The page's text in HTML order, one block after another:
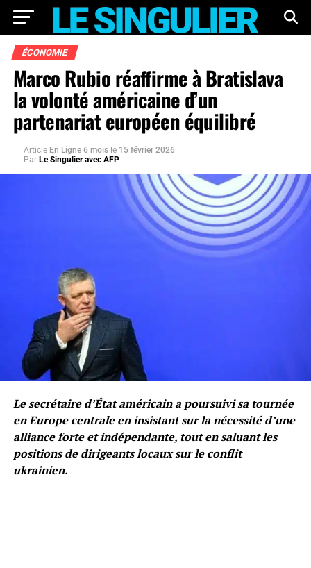
ÉCONOMIE
Marco Rubio réaffirme à Bratislava
la volonté américaine d’un
partenariat européen équilibré
Article En Ligne 6 mois le 15 février 2026
Par Le Singulier avec AFP
Le secrétaire d’État américain a poursuivi sa tournée
en Europe centrale en insistant sur la nécessité d’une
alliance forte et indépendante, tout en saluant les
positions de dirigeants locaux sur le conflit
ukrainien.